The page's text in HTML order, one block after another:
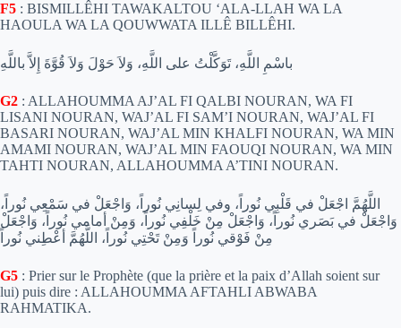
F5 : BISMILLÊHI TAWAKALTOU ‘ALA-LLAH WA LA
HAOULA WA LA QOUWWATA ILLÊ BILLÊHI.
باسْمِ اللَّهِ، تَوَكَّلْتُ على اللَّهِ، وَلاَ حَوْلَ وَلاَ قُوَّةَ إِلاَّ باللَّهِ
G2 : ALLAHOUMMA AJ’AL FI QALBI NOURAN, WA FI
LISANI NOURAN, WAJ’AL FI SAM’I NOURAN, WAJ’AL FI
BASARI NOURAN, WAJ’AL MIN KHALFI NOURAN, WA MIN
AMAMI NOURAN, WAJ’AL MIN FAOUQI NOURAN, WA MIN
TAHTI NOURAN, ALLAHOUMMA A’TINI NOURAN.
اللَّهُمَّ اجْعَلْ في قَلْبِي نُوراً، وفي لِسانِي نُوراً، وَاجْعَلْ في سَمْعِي نُوراً،
وَاجْعَلْ في بَصَري نُوراً، وَاجْعَلْ مِنْ خَلْفِي نُوراً، وَمِنْ أمامي نُوراً، وَاجْعَلْ
مِنْ فَوْقي نُوراً وَمِنْ تَحْتِي نُوراً، اللَّهُمَّ أعْطِني نُوراً
G5 : Prier sur le Prophète (que la prière et la paix d’Allah soient sur
lui) puis dire : ALLAHOUMMA AFTAHLI ABWABA
RAHMATIKA.